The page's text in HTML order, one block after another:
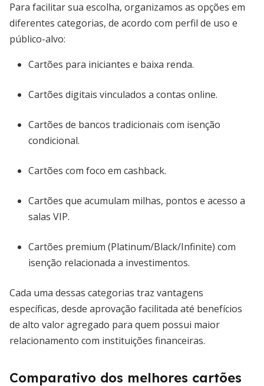
Para facilitar sua escolha, organizamos as opções em
diferentes categorias, de acordo com perfil de uso e
público-alvo:
Cartões para iniciantes e baixa renda.
Cartões digitais vinculados a contas online.
Cartões de bancos tradicionais com isenção
condicional.
Cartões com foco em cashback.
Cartões que acumulam milhas, pontos e acesso a
salas VIP.
Cartões premium (Platinum/Black/Infinite) com
isenção relacionada a investimentos.
Cada uma dessas categorias traz vantagens
específicas, desde aprovação facilitada até benefícios
de alto valor agregado para quem possui maior
relacionamento com instituições financeiras.
Comparativo dos melhores cartões